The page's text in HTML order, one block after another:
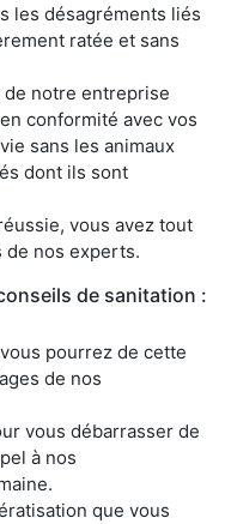
les désagréments liés
ratée et sans
de notre entreprise
conformité avec vos
sans les animaux
dont ils sont
vous avez tout
de nos experts.
de sanitation :
pourrez de cette
de nos
vous débarrasser de
à nos
que vous